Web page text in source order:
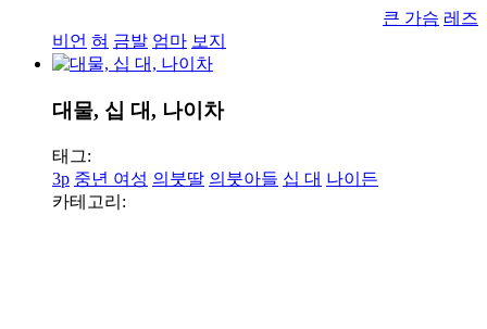
큰 가슴 레즈
비언 혀 금발 엄마 보지
대물, 십 대, 나이차
태그:
3p 중년 여성 의붓딸 의붓아들 십 대 나이든
카테고리: